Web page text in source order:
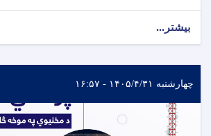
بیشتر...
چهارشنبه ۱۴۰۵/۴/۳۱ - ۱۶:۵۷